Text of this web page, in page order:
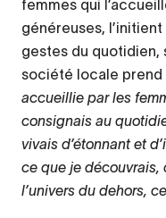
femmes qui
généreuses,
gestes du quotidien,
société locale prend
accueillie par les
consignais au
vivais d’étonnant et
ce que je découvrais,
l’univers du dehors,